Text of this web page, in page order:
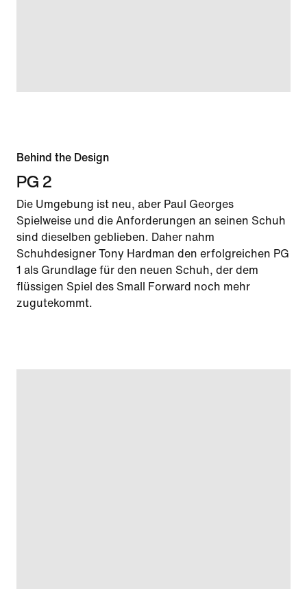
Behind the Design
PG 2
Die Umgebung ist neu, aber Paul Georges
Spielweise und die Anforderungen an seinen Schuh
sind dieselben geblieben. Daher nahm
Schuhdesigner Tony Hardman den erfolgreichen PG
1 als Grundlage für den neuen Schuh, der dem
flüssigen Spiel des Small Forward noch mehr
zugutekommt.